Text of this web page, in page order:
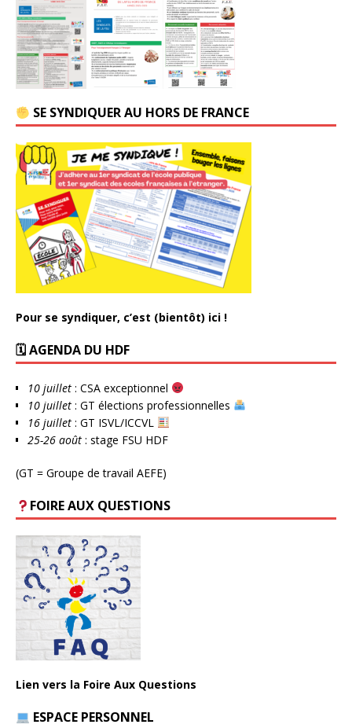
SE SYNDIQUER AU HORS DE FRANCE
Pour se syndiquer, c’est (bientôt) ici !
🗓 AGENDA DU HDF
10 juillet : CSA exceptionnel
10 juillet : GT élections professionnelles
16 juillet : GT ISVL/ICCVL
25-26 août : stage FSU HDF
(GT = Groupe de travail AEFE)
FOIRE AUX QUESTIONS
Lien vers la Foire Aux Questions
ESPACE PERSONNEL